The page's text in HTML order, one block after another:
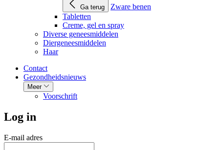
Ga terug
Zware benen
Tabletten
Creme, gel en spray
Diverse geneesmiddelen
Diergeneesmiddelen
Haar
Contact
Gezondheidsnieuws
Meer
Voorschrift
Log in
E-mail adres